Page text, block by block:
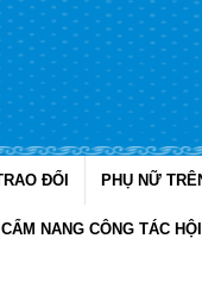
ĐỔI PHỤ NỮ
CẨM NANG CÔNG TÁC HỘI